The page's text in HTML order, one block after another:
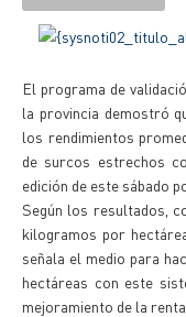
El programa de
la provincia demostró
los rendimientos
de surcos estrechos
edición de este sábado
Según los resultados,
kilogramos por
señala el medio para
hectáreas con este
mejoramiento de la